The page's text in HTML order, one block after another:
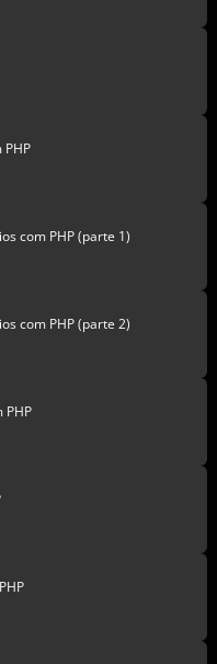
com PHP (parte 1)
com PHP (parte 2)
PHP